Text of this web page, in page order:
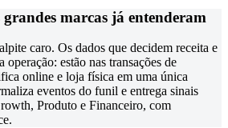
marcas já entenderam
caro. Os dados que decidem receita e
operação: estão nas transações de
online e loja física em uma única
eventos do funil e entrega sinais
Produto e Financeiro, com